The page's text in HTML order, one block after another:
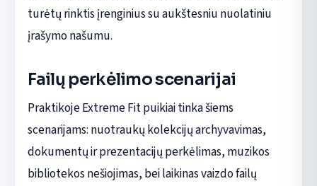
turėtų rinktis įrenginius su aukštesniu nuolatiniu
įrašymo našumu.
Failų perkėlimo scenarijai
Praktikoje Extreme Fit puikiai tinka šiems
scenarijams: nuotraukų kolekcijų archyvavimas,
dokumentų ir prezentacijų perkėlimas, muzikos
bibliotekos nešiojimas, bei laikinas vaizdo failų